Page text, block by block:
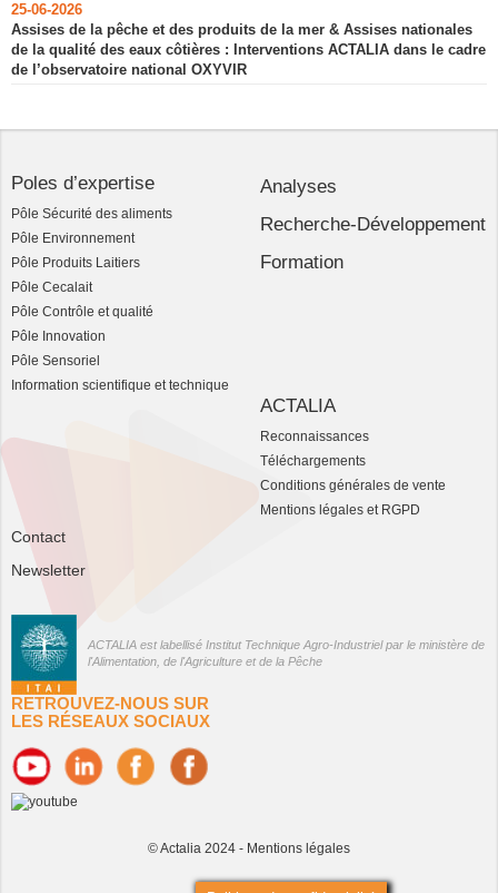
25-06-2026
Assises de la pêche et des produits de la mer & Assises nationales
de la qualité des eaux côtières : Interventions ACTALIA dans le cadre
de l’observatoire national OXYVIR
Poles d’expertise
Pôle Sécurité des aliments
Pôle Environnement
Pôle Produits Laitiers
Pôle Cecalait
Pôle Contrôle et qualité
Pôle Innovation
Pôle Sensoriel
Information scientifique et technique
Analyses
Recherche-Développement
Formation
ACTALIA
Reconnaissances
Téléchargements
Conditions générales de vente
Mentions légales et RGPD
Contact
Newsletter
ACTALIA est labellisé Institut Technique Agro-Industriel par le ministère de
l'Alimentation, de l'Agriculture et de la Pêche
RETROUVEZ-NOUS SUR
LES RÉSEAUX SOCIAUX
© Actalia 2024 - Mentions légales